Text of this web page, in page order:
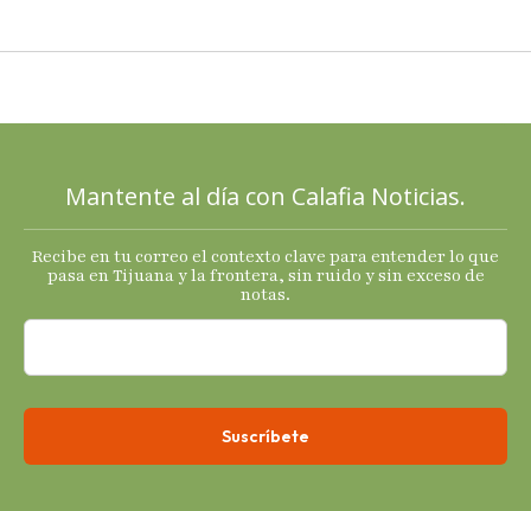
cartas; El
Mantente al día con Calafia Noticias.
Recibe en tu correo el contexto clave para entender lo que
pasa en Tijuana y la frontera, sin ruido y sin exceso de
notas.